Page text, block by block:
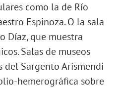
como la de Río
Espinoza. O la sala
Díaz, que muestra
Salas de museos
Sargento Arismendi
hemerográfica sobre